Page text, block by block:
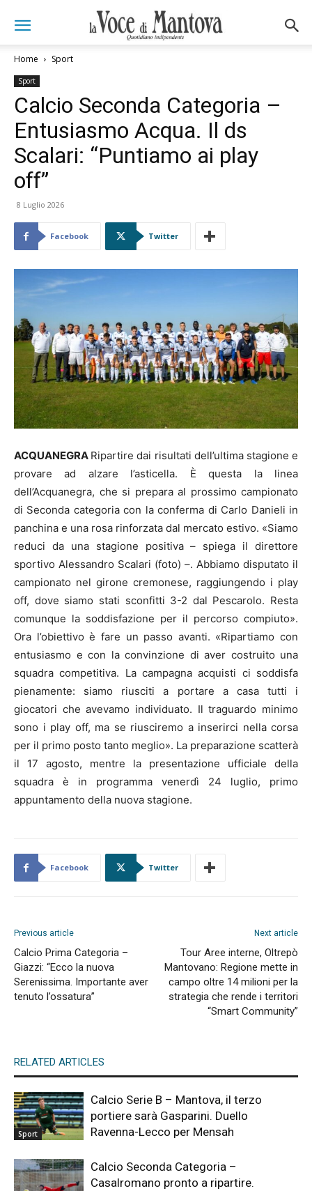
Home Sport
Sport
Calcio Seconda Categoria –
Entusiasmo Acqua. Il ds
Scalari: “Puntiamo ai play
off”
8 Luglio 2026
Facebook Twitter
ACQUANEGRA Ripartire dai risultati dell’ultima stagione e
provare ad alzare l’asticella. È questa la linea
dell’Acquanegra, che si prepara al prossimo campionato
di Seconda categoria con la conferma di Carlo Danieli in
panchina e una rosa rinforzata dal mercato estivo. «Siamo
reduci da una stagione positiva – spiega il direttore
sportivo Alessandro Scalari (foto) –. Abbiamo disputato il
campionato nel girone cremonese, raggiungendo i play
off, dove siamo stati sconfitti 3-2 dal Pescarolo. Resta
comunque la soddisfazione per il percorso compiuto».
Ora l’obiettivo è fare un passo avanti. «Ripartiamo con
entusiasmo e con la convinzione di aver costruito una
squadra competitiva. La campagna acquisti ci soddisfa
pienamente: siamo riusciti a portare a casa tutti i
giocatori che avevamo individuato. Il traguardo minimo
sono i play off, ma se riusciremo a inserirci nella corsa
per il primo posto tanto meglio». La preparazione scatterà
il 17 agosto, mentre la presentazione ufficiale della
squadra è in programma venerdì 24 luglio, primo
appuntamento della nuova stagione.
Facebook Twitter
Previous article
Calcio Prima Categoria –
Giazzi: “Ecco la nuova
Serenissima. Importante aver
tenuto l’ossatura”
Next article
Tour Aree interne, Oltrepò
Mantovano: Regione mette in
campo oltre 14 milioni per la
strategia che rende i territori
“Smart Community”
RELATED ARTICLES
Sport
Calcio Serie B – Mantova, il terzo
portiere sarà Gasparini. Duello
Ravenna-Lecco per Mensah
Calcio Seconda Categoria –
Casalromano pronto a ripartire.